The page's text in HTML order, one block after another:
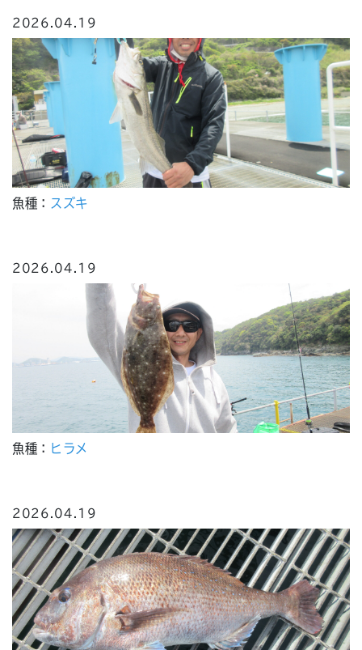
2026.04.19
魚種： スズキ
2026.04.19
魚種： ヒラメ
2026.04.19